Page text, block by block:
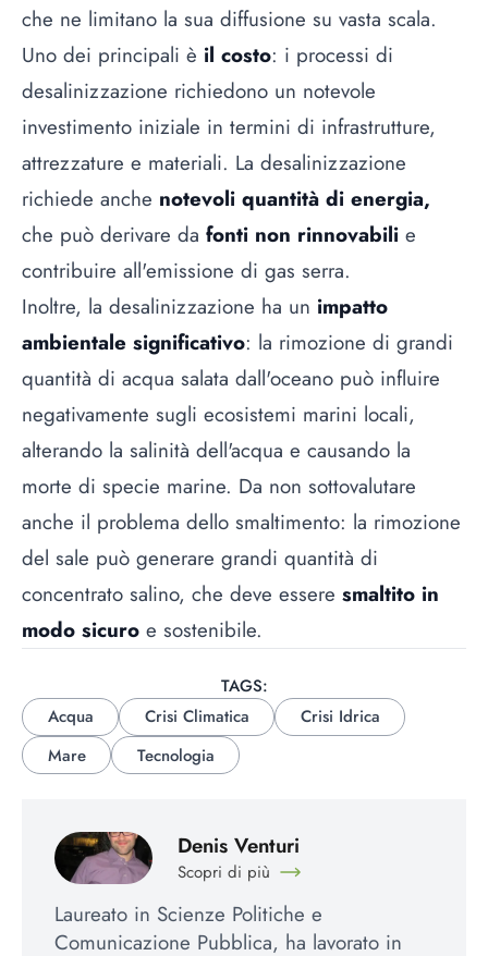
che ne limitano la sua diffusione su vasta scala.
Uno dei principali è il costo: i processi di
desalinizzazione richiedono un notevole
investimento iniziale in termini di infrastrutture,
attrezzature e materiali. La desalinizzazione
richiede anche notevoli quantità di energia,
che può derivare da fonti non rinnovabili e
contribuire all'emissione di gas serra.
Inoltre, la desalinizzazione ha un impatto
ambientale significativo: la rimozione di grandi
quantità di acqua salata dall'oceano può influire
negativamente sugli ecosistemi marini locali,
alterando la salinità dell'acqua e causando la
morte di specie marine. Da non sottovalutare
anche il problema dello smaltimento: la rimozione
del sale può generare grandi quantità di
concentrato salino, che deve essere smaltito in
modo sicuro e sostenibile.
TAGS:
Acqua
Crisi Climatica
Crisi Idrica
Mare
Tecnologia
Denis Venturi
Scopri di più
Laureato in Scienze Politiche e
Comunicazione Pubblica, ha lavorato in